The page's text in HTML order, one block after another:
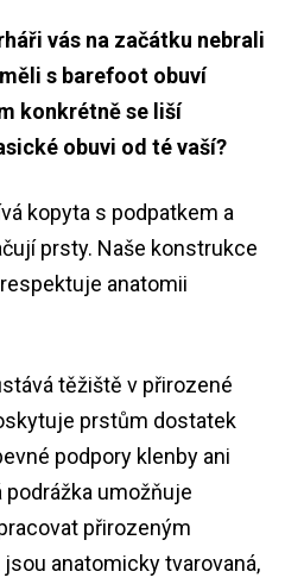
vás na začátku nebrali
s barefoot obuví
konkrétně se liší
obuvi od té vaší?
kopyta s podpatkem a
prsty. Naše konstrukce
anatomii
těžiště v přirozené
prstům dostatek
podpory klenby ani
podrážka umožňuje
přirozeným
anatomicky tvarovaná,